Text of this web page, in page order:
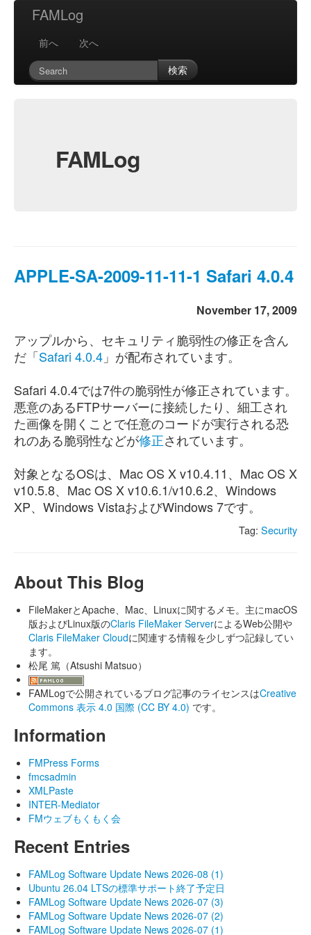
FAMLog
前へ
次へ
検索
FAMLog
APPLE-SA-2009-11-11-1 Safari 4.0.4
November 17, 2009
アップルから、セキュリティ脆弱性の修正を含ん
だ「Safari 4.0.4 」が配布されています。
Safari 4.0.4では7件の脆弱性が修正されています。
悪意のあるFTPサーバーに接続したり、細工され
た画像を開くことで任意のコードが実行される恐
れのある脆弱性などが修正されています。
対象となるOSは、Mac OS X v10.4.11、Mac OS X
v10.5.8、Mac OS X v10.6.1/v10.6.2、Windows
XP、Windows VistaおよびWindows 7です。
Tag: Security
About This Blog
FileMakerとApache、Mac、Linuxに関するメモ。主にmacOS
版およびLinux版のClaris FileMaker ServerによるWeb公開や
Claris FileMaker Cloudに関連する情報を少しずつ記録してい
ます。
松尾 篤（Atsushi Matsuo）
FAMLogで公開されているブログ記事のライセンスはCreative
Commons 表示 4.0 国際 (CC BY 4.0) です。
Information
FMPress Forms
fmcsadmin
XMLPaste
INTER-Mediator
FMウェブもくもく会
Recent Entries
FAMLog Software Update News 2026-08 (1)
Ubuntu 26.04 LTSの標準サポート終了予定日
FAMLog Software Update News 2026-07 (3)
FAMLog Software Update News 2026-07 (2)
FAMLog Software Update News 2026-07 (1)